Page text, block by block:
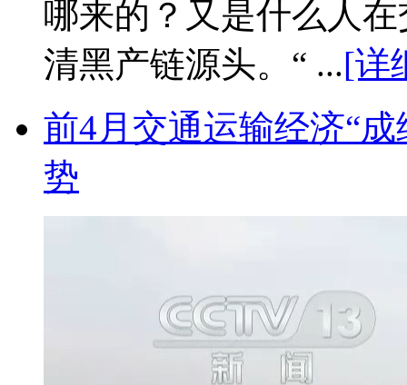
哪来的？又是什么人
清黑产链源头。“ ...[详
前4月交通运输经济“
势